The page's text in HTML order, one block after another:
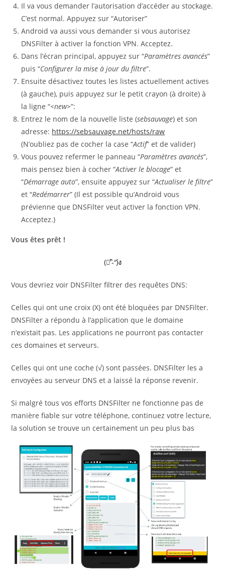
Il va vous demander l’autorisation d’accéder au stockage.
C’est normal. Appuyez sur “Autoriser”
Android va aussi vous demander si vous autorisez
DNSFilter à activer la fonction VPN. Acceptez.
Dans l’écran principal, appuyez sur “Paramètres avancés”
puis “Configurer la mise à jour du filtre”.
Ensuite désactivez toutes les listes actuellement actives
(à gauche), puis appuyez sur le petit crayon (à droite) à
la ligne “<new>”:
Entrez le nom de la nouvelle liste (sebsauvage) et son
adresse: https://sebsauvage.net/hosts/raw
(N’oubliez pas de cocher la case “Actif” et de valider)
Vous pouvez refermer le panneau “Paramètres avancés”,
mais pensez bien à cocher “Activer le blocage” et
“Démarrage auto”, ensuite appuyez sur “Actualiser le filtre”
et “Redémarrer” (Il est possible qu’Android vous
prévienne que DNSFilter veut activer la fonction VPN.
Acceptez.)
Vous êtes prêt !
(ง︡’-‘︠)ง
Vous devriez voir DNSFilter filtrer des requêtes DNS:
Celles qui ont une croix (X) ont été bloquées par DNSFilter.
DNSFilter a répondu à l’application que le domaine
n’existait pas. Les applications ne pourront pas contacter
ces domaines et serveurs.
Celles qui ont une coche (√) sont passées. DNSFilter les a
envoyées au serveur DNS et a laissé la réponse revenir.
Si malgré tous vos efforts DNSFilter ne fonctionne pas de
manière fiable sur votre téléphone, continuez votre lecture,
la solution se trouve un certainement un peu plus bas